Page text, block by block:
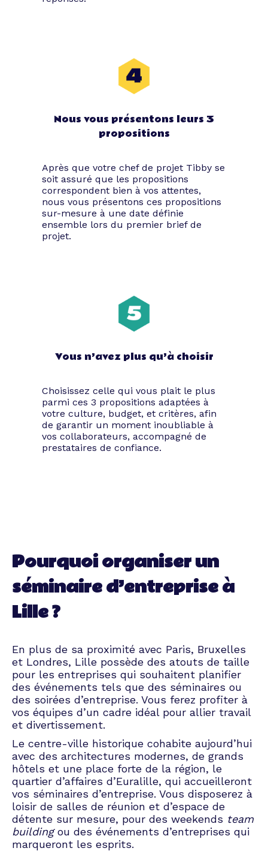
Nous vous présentons leurs 3
propositions
Après que votre chef de projet Tibby se
soit assuré que les propositions
correspondent bien à vos attentes,
nous vous présentons ces propositions
sur-mesure à une date définie
ensemble lors du premier brief de
projet.
Vous n’avez plus qu’à choisir
Choisissez celle qui vous plait le plus
parmi ces 3 propositions adaptées à
votre culture, budget, et critères, afin
de garantir un moment inoubliable à
vos collaborateurs, accompagné de
prestataires de confiance.
Pourquoi organiser un
séminaire d’entreprise à
Lille ?
En plus de sa proximité avec Paris, Bruxelles
et Londres, Lille possède des atouts de taille
pour les entreprises qui souhaitent planifier
des événements tels que des séminaires ou
des soirées d’entreprise. Vous ferez profiter à
vos équipes d’un cadre idéal pour allier travail
et divertissement.
Le centre-ville historique cohabite aujourd’hui
avec des architectures modernes, de grands
hôtels et une place forte de la région, le
quartier d’affaires d’Euralille, qui accueilleront
vos séminaires d’entreprise. Vous disposerez à
loisir de salles de réunion et d’espace de
détente sur mesure, pour des weekends team
buildingou des événements d’entreprises qui
marqueront les esprits.